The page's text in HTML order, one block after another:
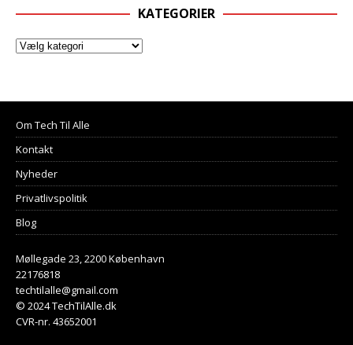
KATEGORIER
Om Tech Til Alle
Kontakt
Nyheder
Privatlivspolitik
Blog
Møllegade 23, 2200 København
22176818
techtilalle@gmail.com
© 2024 TechTilAlle.dk
CVR-nr. 43652001